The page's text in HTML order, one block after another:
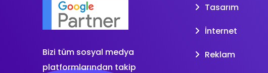
Bizi tüm sosyal medya
platformlarından takip
Tasarım
İnternet
Reklam